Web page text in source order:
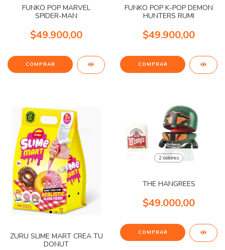
FUNKO POP MARVEL
SPIDER-MAN
$49.900,00
FUNKO POP K-POP DEMON
HUNTERS RUMI
$49.900,00
ZURU SLIME MART CREA TU
DONUT
2 colores
THE HANGREES
$49.000,00
COMPRAR